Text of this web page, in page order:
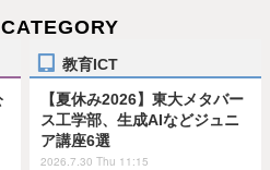
教育ICT
【夏休み2026】東大メタバー
ス工学部、生成AIなどジュニ
ア講座6選
2026.7.30 Thu 11:15